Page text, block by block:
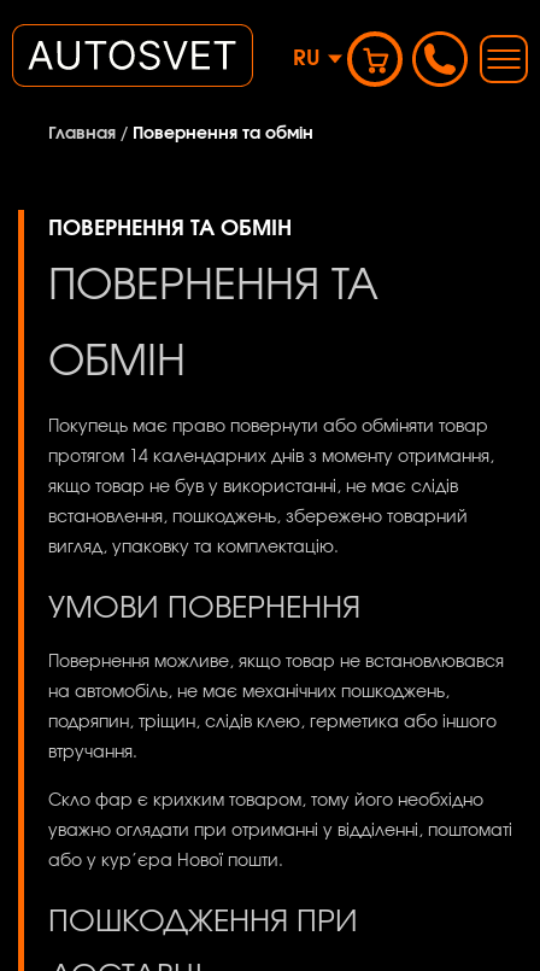
RU
Главная / Повернення та обмін
ПОВЕРНЕННЯ ТА ОБМІН
ПОВЕРНЕННЯ ТА
ОБМІН
Покупець має право повернути або обміняти товар
протягом 14 календарних днів з моменту отримання,
якщо товар не був у використанні, не має слідів
встановлення, пошкоджень, збережено товарний
вигляд, упаковку та комплектацію.
УМОВИ ПОВЕРНЕННЯ
Повернення можливе, якщо товар не встановлювався
на автомобіль, не має механічних пошкоджень,
подряпин, тріщин, слідів клею, герметика або іншого
втручання.
Скло фар є крихким товаром, тому його необхідно
уважно оглядати при отриманні у відділенні, поштоматі
або у кур’єра Нової пошти.
ПОШКОДЖЕННЯ ПРИ